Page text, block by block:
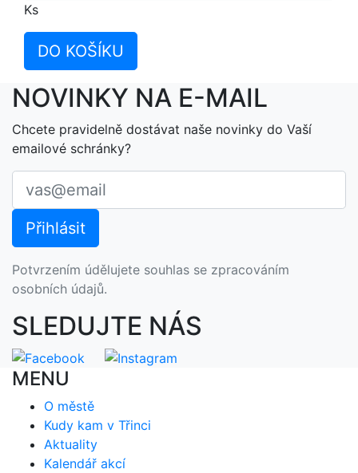
Ks
DO KOŠÍKU
NOVINKY NA E-MAIL
Chcete pravidelně dostávat naše novinky do Vaší
emailové schránky?
Potvrzením údělujete souhlas se zpracováním
osobních údajů.
SLEDUJTE NÁS
MENU
O městě
Kudy kam v Třinci
Aktuality
Kalendář akcí